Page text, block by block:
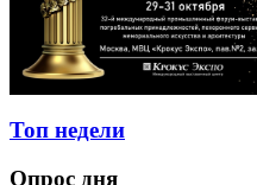
Топ недели
Опрос дня